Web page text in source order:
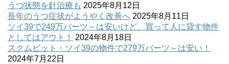
うつ状態を針治療も 2025年8月12日
長年のうつ症状がようやく改善へ 2025年8月11日
ソイ39で249万バーツ～は安いけど、買って人に貸す物件
としてはアウト！
2024年8月18日
スクムビット・ソイ39の物件で279万バーツ～は安い！
2024年7月22日